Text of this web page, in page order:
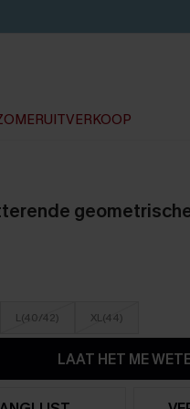
L(40/42) XL(44)
LAAT HET ME